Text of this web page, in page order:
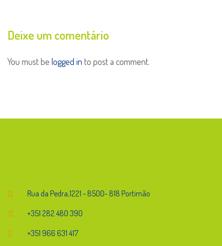
Deixe um comentário
You must be logged in to post a comment.
Rua da Pedra,1221 - 8500- 818 Portimão
+351 282 480 390
+351 966 631 417